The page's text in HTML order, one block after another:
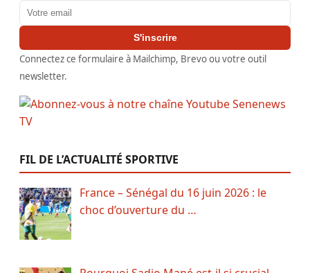
Adresse email
S'inscrire
Connectez ce formulaire à Mailchimp, Brevo ou votre outil
newsletter.
FIL DE L’ACTUALITÉ SPORTIVE
France – Sénégal du 16 juin 2026 : le
choc d’ouverture du …